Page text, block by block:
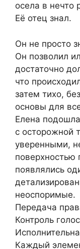
осела в нечто
Её отец знал.
Он не просто
Он позволил
достаточно
что
затем тихо,
основы для
Елена
с осторожной
уверенными,
появлялись
неоспоримые.
Передача
Контроль
Каждый